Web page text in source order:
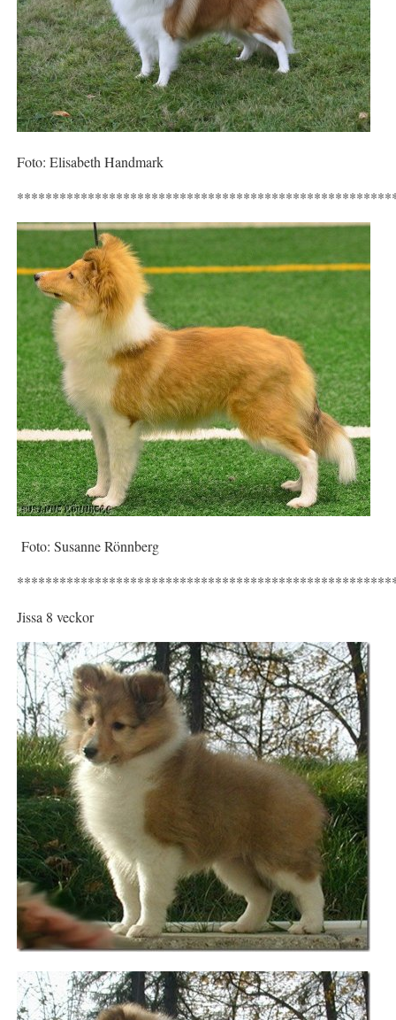
Foto: Elisabeth Handmark
Foto: Susanne Rönnberg
Jissa 8 veckor